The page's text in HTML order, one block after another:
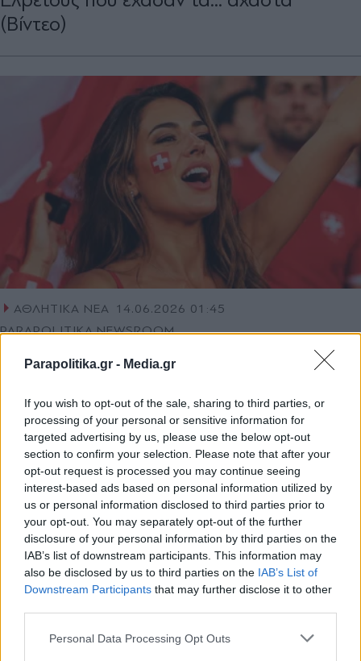
Parapolitika.gr - Media.gr
If you wish to opt-out of the sale, sharing to third parties, or
processing of your personal or sensitive information for
targeted advertising by us, please use the below opt-out
section to confirm your selection. Please note that after your
opt-out request is processed you may continue seeing
interest-based ads based on personal information utilized by
us or personal information disclosed to third parties prior to
your opt-out. You may separately opt-out of the further
disclosure of your personal information by third parties on the
IAB’s list of downstream participants. This information may
also be disclosed by us to third parties on the IAB’s List of
Downstream Participants that may further disclose it to other
Personal Data Processing Opt Outs
(Βίντεο)
ΑΘΛΗΤΙΚΑ ΝΕΑ 14.06.2026 01:45
PARAPOLITIKA NEWSROOM
Μουντιάλ 2026: Η καλλονή που έβαλε...
- "H αληθινή ΜVP" (Εικόνα)
Εγγραφή στο newsletter